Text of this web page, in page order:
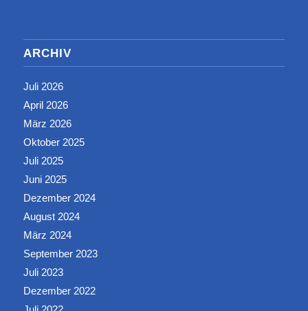
ARCHIV
Juli 2026
April 2026
März 2026
Oktober 2025
Juli 2025
Juni 2025
Dezember 2024
August 2024
März 2024
September 2023
Juli 2023
Dezember 2022